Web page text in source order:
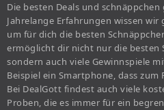
Die besten Deals und
Jahrelange Erfahrungen wissen
um für dich die besten
ermöglicht dir nicht nur die besten
sondern auch viele Gewinnspiele
Beispiel ein Smartphone, dass
Bei DealGott findest auch viele
Proben, die es immer für ein